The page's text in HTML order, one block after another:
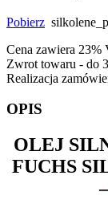
Pobierz
Cena zawiera
Zwrot towaru - do
Realizacja
OPIS
OLEJ
FUCHS